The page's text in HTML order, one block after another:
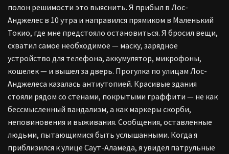
полон решимости это выяснить. Я прибыл в Лос-
Анджелес в 10 утра и направился прямиком в Маленький
Токио, где мне предстояло остановиться. Я бросил вещи,
схватил самое необходимое — маску, зарядное
устройство для телефона, аккумулятор, микрофоны,
кошелек — и вышел за дверь. Прогулка по улицам Лос-
Анджелеса казалась антиутопией. Красивые здания
стояли рядом со стенами, покрытыми граффити — не как
бессмысленный вандализм, а как маркеры скорби,
неповиновения и выживания. Сообщения, оставленные
людьми, пытающимися быть услышанными. Когда я
приблизился к улице Саут-Аламеда, я увидел патрульные